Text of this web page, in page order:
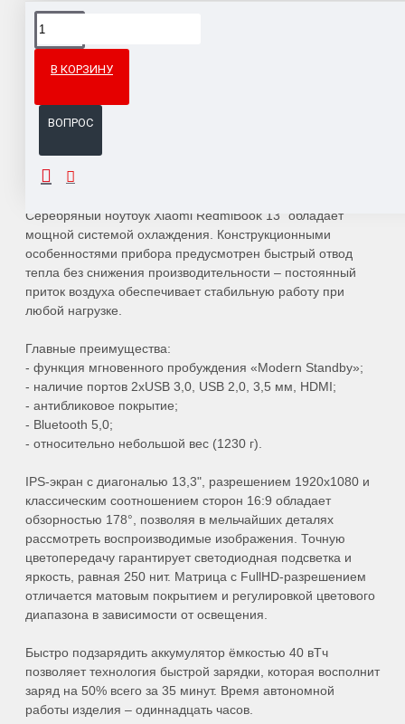
В КОРЗИНУ
ВОПРОС
Доставка товара по всему Таможенному союзу.
ОПИСАНИЕ
Серебряный ноутбук Xiaomi RedmiBook 13" обладает
мощной системой охлаждения. Конструкционными
особенностями прибора предусмотрен быстрый отвод
тепла без снижения производительности – постоянный
приток воздуха обеспечивает стабильную работу при
любой нагрузке.
Главные преимущества:
- функция мгновенного пробуждения «Modern Standby»;
- наличие портов 2xUSB 3,0, USB 2,0, 3,5 мм, HDMI;
- антибликовое покрытие;
- Bluetooth 5,0;
- относительно небольшой вес (1230 г).
IPS-экран с диагональю 13,3", разрешением 1920x1080 и
классическим соотношением сторон 16:9 обладает
обзорностью 178°, позволяя в мельчайших деталях
рассмотреть воспроизводимые изображения. Точную
цветопередачу гарантирует светодиодная подсветка и
яркость, равная 250 нит. Матрица с FullHD‑разрешением
отличается матовым покрытием и регулировкой цветового
диапазона в зависимости от освещения.
Быстро подзарядить аккумулятор ёмкостью 40 вТч
позволяет технология быстрой зарядки, которая восполнит
заряд на 50% всего за 35 минут. Время автономной
работы изделия – одиннадцать часов.